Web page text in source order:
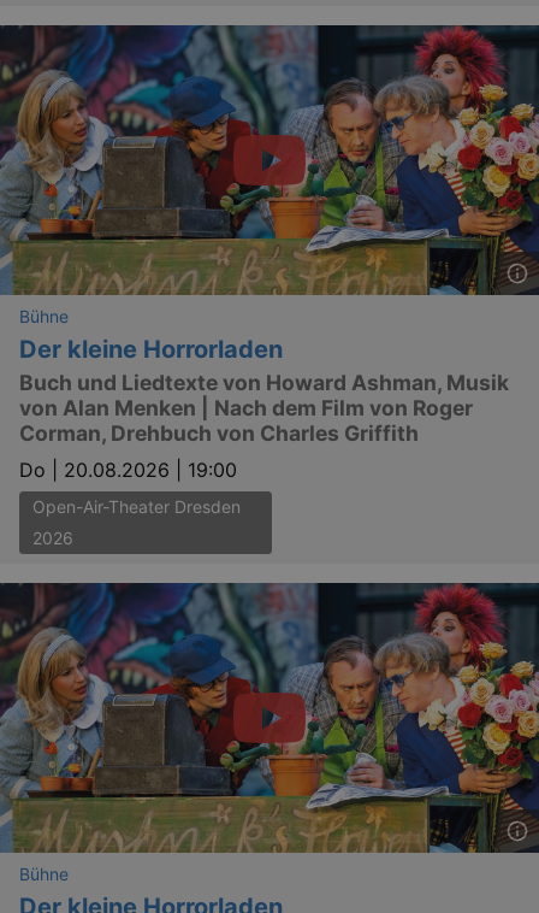
Bühne
Der kleine Horrorladen
Buch und Liedtexte von Howard Ashman, Musik
von Alan Menken | Nach dem Film von Roger
Corman, Drehbuch von Charles Griffith
Do | 20.08.2026 | 19:00
Open-Air-Theater Dresden
2026
Bühne